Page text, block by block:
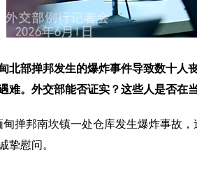
北部掸邦发生的爆炸事件导致数十人
难。外交部能否证实？这些人是否在
甸掸邦南坎镇一处仓库发生爆炸事故
挚慰问。